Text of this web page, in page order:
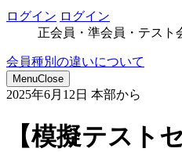
ログイン ログイン
正会員・準会員・テスト
会員種別の違いについて
MenuClose
2025年6月12日 本部から
【模擬テスト